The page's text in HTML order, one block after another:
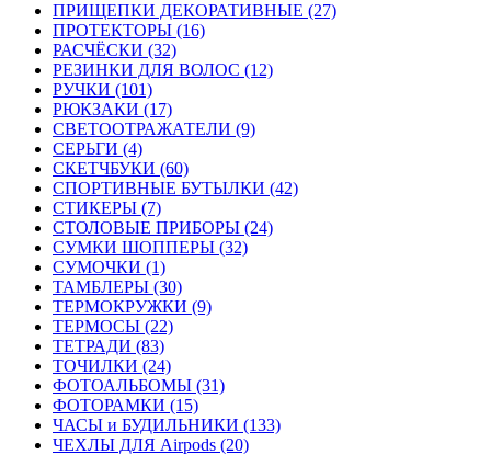
ПРИЩЕПКИ ДЕКОРАТИВНЫЕ (27)
ПРОТЕКТОРЫ (16)
РАСЧЁСКИ (32)
РЕЗИНКИ ДЛЯ ВОЛОС (12)
РУЧКИ (101)
РЮКЗАКИ (17)
СВЕТООТРАЖАТЕЛИ (9)
СЕРЬГИ (4)
СКЕТЧБУКИ (60)
СПОРТИВНЫЕ БУТЫЛКИ (42)
СТИКЕРЫ (7)
СТОЛОВЫЕ ПРИБОРЫ (24)
СУМКИ ШОППЕРЫ (32)
СУМОЧКИ (1)
ТАМБЛЕРЫ (30)
ТЕРМОКРУЖКИ (9)
ТЕРМОСЫ (22)
ТЕТРАДИ (83)
ТОЧИЛКИ (24)
ФОТОАЛЬБОМЫ (31)
ФОТОРАМКИ (15)
ЧАСЫ и БУДИЛЬНИКИ (133)
ЧЕХЛЫ ДЛЯ Airpods (20)